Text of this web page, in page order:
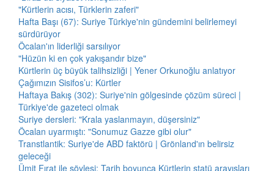
"Kürtlerin acısı, Türklerin zaferi"
Hafta Başı (67): Suriye Türkiye'nin gündemini belirlemeyi
sürdürüyor
Öcalan'ın liderliği sarsılıyor
"Hüzün ki en çok yakışandır bize"
Kürtlerin üç büyük talihsizliği | Yener Orkunoğlu anlatıyor
Çağımızın Sisifos’u: Kürtler
Haftaya Bakış (302): Suriye'nin gölgesinde çözüm süreci |
Türkiye'de gazeteci olmak
Suriye dersleri: "Krala yaslanmayın, düşersiniz"
Öcalan uyarmıştı: "Sonumuz Gazze gibi olur"
Transtlantik: Suriye'de ABD faktörü | Grönland'ın belirsiz
geleceği
Ümit Fırat ile söyleşi: Tarih boyunca Kürtlerin statü arayışları